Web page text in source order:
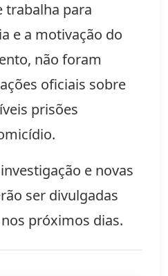
trabalha para
e a motivação do
não foram
oficiais sobre
prisões
e novas
ser divulgadas
próximos dias.